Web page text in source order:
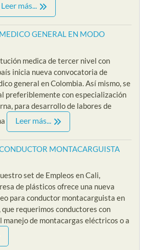
Leer más...
GENERAL EN MODO
medica de tercer nivel con
inicia nueva convocatoria de
general en Colombia. Así mismo, se
preferiblemente con especialización
para desarrollo de labores de
Leer más...
MONTACARGUISTA
set de Empleos en Cali,
de plásticos ofrece una nueva
para conductor montacarguista en
que requerimos conductores con
manejo de montacargas eléctricos o a